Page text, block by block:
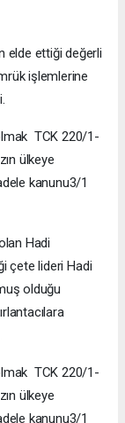
elde ettiği değerli
işlemlerine
TCK 220/1-
ülkeye
kanunu3/1
Hadi
çete lideri Hadi
olduğu
TCK 220/1-
ülkeye
kanunu3/1